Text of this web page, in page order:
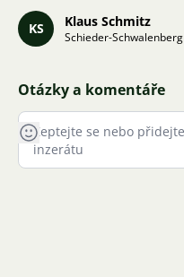
KS Klaus Schmitz
Schieder-Schwalenberg
Otázky a komentáře